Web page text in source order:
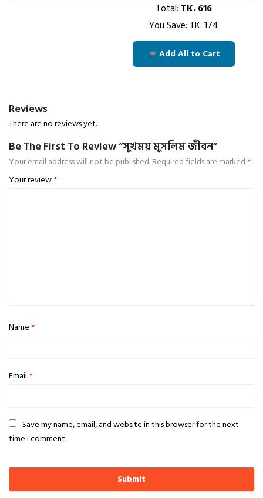
Total: TK.616
You Save: TK.174
Add All to Cart
Reviews
There are no reviews yet.
Be The First To Review “সুখময় মুসলিম জীবন”
Your email address will not be published.Required fields are marked *
Your review*
Name *
Email *
Save my name, email, and website in this browser for the next
time I comment.